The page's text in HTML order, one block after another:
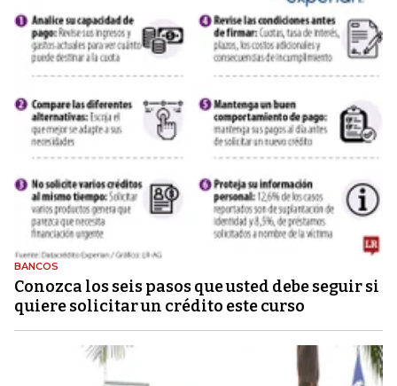
BANCOS
Conozca los seis pasos que usted debe seguir si
quiere solicitar un crédito este curso